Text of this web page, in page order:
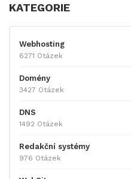
KATEGORIE
Webhosting
6271 Otázek
Domény
3427 Otázek
DNS
1492 Otázek
Redakční systémy
976 Otázek